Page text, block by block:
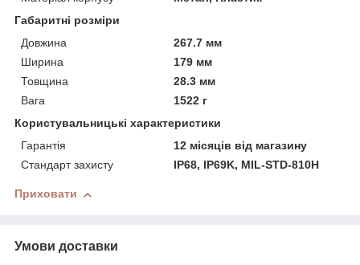
Габаритні розміри
Довжина
267.7 мм
Ширина
179 мм
Товщина
28.3 мм
Вага
1522 г
Користувальницькі характеристики
Гарантія
12 місяців від магазину
Стандарт захисту
IP68, IP69K, MIL-STD-810H
Приховати
Умови доставки